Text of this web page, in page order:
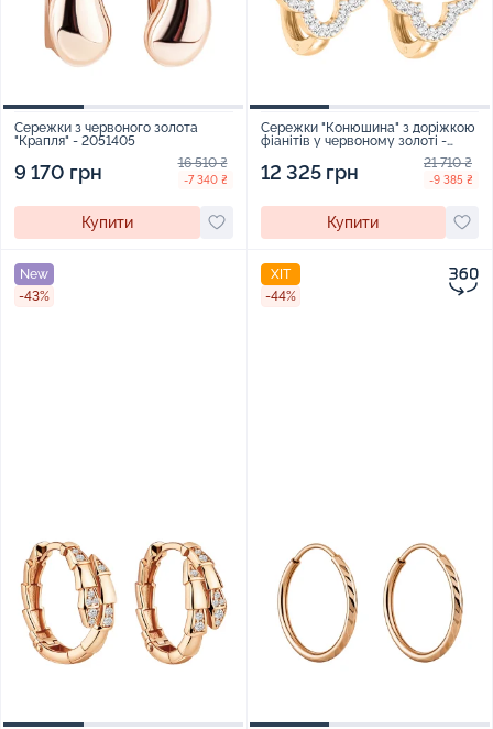
Сережки з червоного золота
"Крапля" - 2051405
9 170 грн 16 510 ₴
-7 340 ₴
Купити
Сережки "Конюшина" з доріжкою
фіанітів у червоному золоті -
12 325 грн 21 710 ₴
-9 385 ₴
Купити
New
-43%
ХІТ
-44%